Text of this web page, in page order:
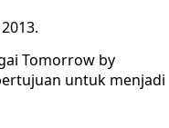
Tomorrow by
untuk menjadi